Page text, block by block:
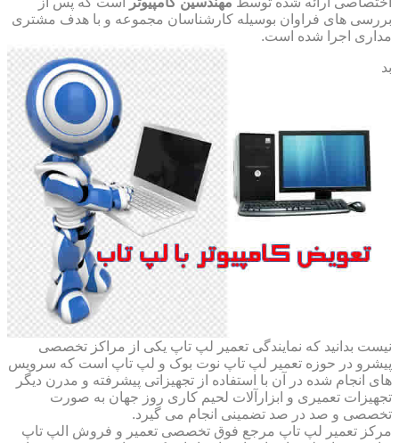
بررسی های فراوان بوسیله کارشناسان مجموعه و با هدف مشتری
مداری اجرا شده است.
بد
نیست بدانید که نمایندگی تعمیر لپ تاپ یکی از مراکز تخصصی
پیشرو در حوزه تعمیر لپ تاپ نوت بوک و لپ تاپ است که سرویس
های انجام شده در آن با استفاده از تجهیزاتی پیشرفته و مدرن دیگر
تجهیزات تعمیری و ابزارآلات لحیم کاری روز جهان به صورت
تخصصی و صد در صد تضمینی انجام می گیرد.
مرکز تعمیر لپ تاپ مرجع فوق تخصصی تعمیر و فروش الپ تاپ